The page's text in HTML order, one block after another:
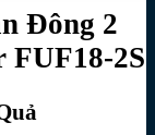
Đông 2
2S